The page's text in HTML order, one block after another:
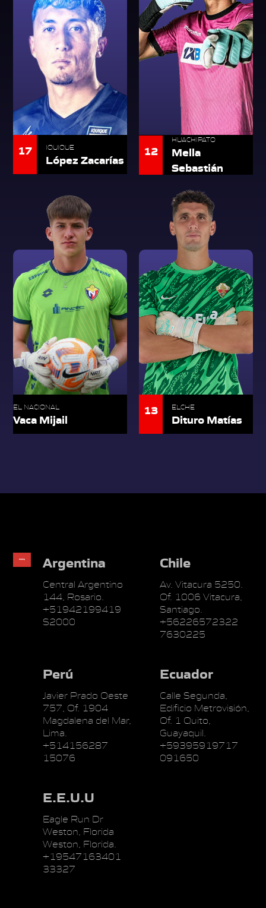
17 IQUIQUE
López Zacarías
12
HUACHIPATO
Mella
Sebastián
EL NACIONAL
Vaca Mijail
13 ELCHE
Dituro Matías
Argentina
Central Argentino
144, Rosario.
+51942199419
S2000
Chile
Av. Vitacura 5250.
Of. 1006 Vitacura,
Santiago.
+56226572322
7630225
Perú
Javier Prado Oeste
757, Of. 1904
Magdalena del Mar,
Lima.
+514156287
15076
Ecuador
Calle Segunda,
Edificio Metrovisión,
Of. 1 Quito,
Guayaquil.
+59395919717
091650
E.E.U.U
Eagle Run Dr
Weston, Florida
Weston, Florida.
+19547163401
33327